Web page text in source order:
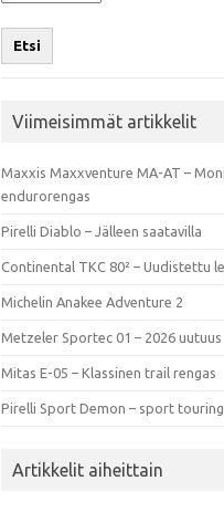
Etsi
Viimeisimmät artikkelit
Maxxis Maxxventure MA-AT –
endurorengas
Pirelli Diablo – Jälleen saatavilla
Continental TKC 80² – Uudistettu
Michelin Anakee Adventure 2
Metzeler Sportec 01 – 2026 uutuus
Mitas E-05 – Klassinen trail rengas
Pirelli Sport Demon – sport
Artikkelit aiheittain